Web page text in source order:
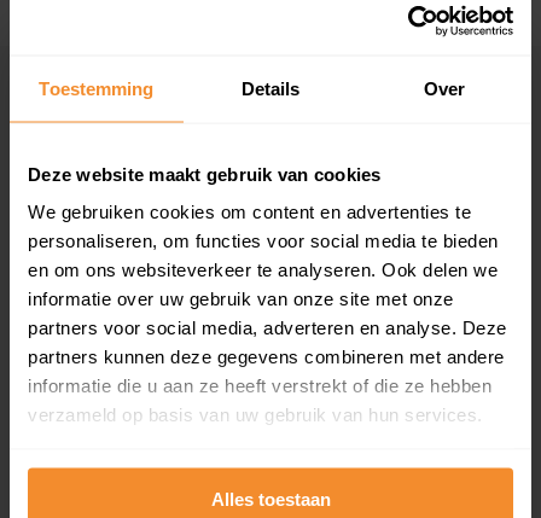
Toestemming Details Over
Deze website maakt gebruik van cookies
We gebruiken cookies om content en advertenties te
personaliseren, om functies voor social media te bieden
en om ons websiteverkeer te analyseren. Ook delen we
informatie over uw gebruik van onze site met onze
partners voor social media, adverteren en analyse. Deze
partners kunnen deze gegevens combineren met andere
informatie die u aan ze heeft verstrekt of die ze hebben
verzameld op basis van uw gebruik van hun services.
Alles toestaan
Eerder verkochte woningen in de buurt
Kerklaan 2
Woonoppervlak
76 m2
Perceel
245 m2
Verkoopdatum
16 juni 2026
Verkoopprijs
Koopsom opvragen
Alle Boelensstraat 8
Woonoppervlak
310 m2